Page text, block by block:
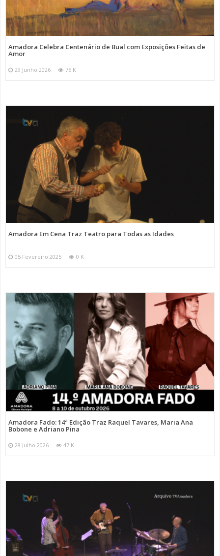
Amadora Celebra Centenário de Bual com Exposições Feitas de
Amor
29 Junho 2026 75 K
Amadora Em Cena Traz Teatro para Todas as Idades
05 Fevereiro 2025 0 K
Amadora Fado: 14ª Edição Traz Raquel Tavares, Maria Ana
Bobone e Adriano Pina
28 Julho 2026 47 K